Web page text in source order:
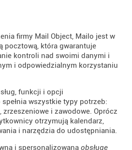
firmy Mail Object, Mailo jest w
pocztową, która gwarantuje
kontroli nad swoimi danymi i
i odpowiedzialnym korzystaniu
funkcji i opcji
wszystkie typy potrzeb:
i zawodowe. Oprócz
otrzymują kalendarz,
i narzędzia do udostępniania.
i spersonalizowaną obsługę